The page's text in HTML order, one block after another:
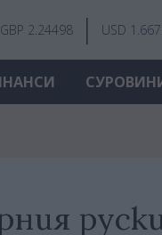
GBP 2.24498 USD